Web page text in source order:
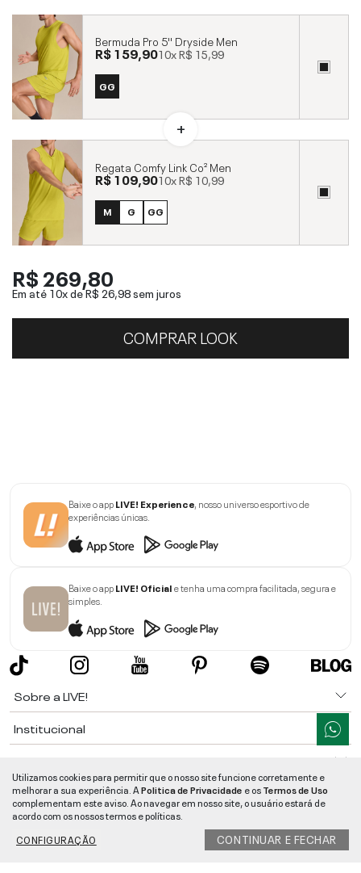
Bermuda Pro 5'' Dryside Men
R$ 159,9010xR$ 15,99
GG
Regata Comfy Link Co² Men
R$ 109,9010xR$ 10,99
M G GG
R$ 269,80
Em até 10x deR$ 26,98sem juros
COMPRAR LOOK
Baixe o appLIVE! Experience , nosso universo esportivo de
experiências únicas.
Baixe o appLIVE! Oficiale tenha uma compra facilitada, segura e
simples.
Sobre a LIVE!
Institucional
Ajuda
Segurança e Qualidade
LIVE!©2026- TODOS OS DIREITOS RESERVADOS -RUA MANOEL FRANCISCO
Utilizamos cookies para permitir que o nosso site funcione corretamente e
melhorar a sua experiência. APolitica de Privacidade e osTermos de Uso
complementam este aviso. Ao navegar em nosso site, o usuário estará de
acordo com os nossos termos e políticas.
CONFIGURAÇÃO
CONTINUAR E FECHAR